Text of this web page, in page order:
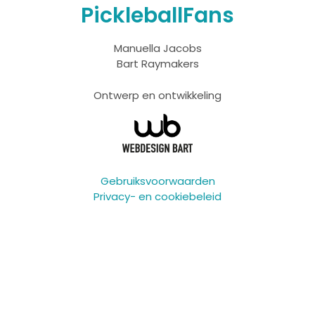
PickleballFans
Manuella Jacobs
Bart Raymakers
Ontwerp en ontwikkeling
Gebruiksvoorwaarden
Privacy- en cookiebeleid